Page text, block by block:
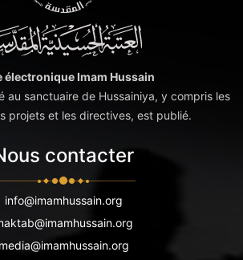
électronique Imam Hussain
au sanctuaire de Hussainiya, y compris les
projets et les directives, est publié.
contacter
info@imamhussain.org
media@imamhussain.org